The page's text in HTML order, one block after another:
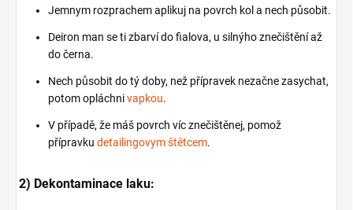
Jemnym rozprachem aplikuj na povrch kol a nech působit.
Deiron man se ti zbarví do fialova, u silnýho znečištění až
do černa.
Nech působit do tý doby, než přípravek nezačne zasychat,
potom opláchnivapkou.
V případě, že máš povrch víc znečištěnej, pomož
přípravku detailingovym štětcem.
2) Dekontaminace laku: